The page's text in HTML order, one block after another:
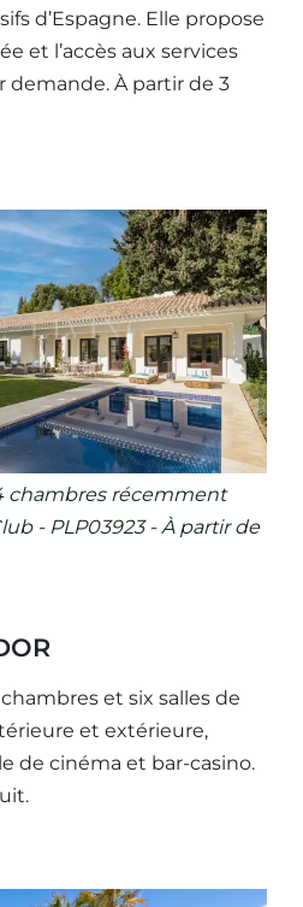
d’Espagne. Elle propose
et l’accès aux services
demande. À partir de 3
chambres récemment
- PLP03923 - À partir de
et six salles de
et extérieure,
de cinéma et bar-casino.